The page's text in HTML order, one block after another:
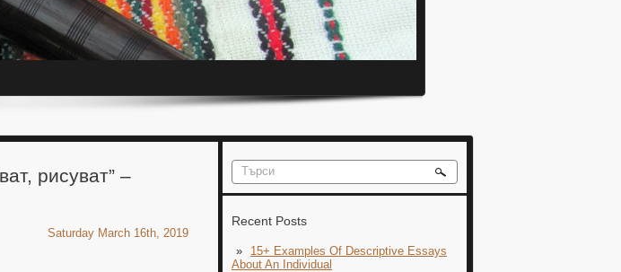
Recent Posts
15+ Examples Of Descriptive Essays
About An Individual
рисуват” –
Saturday March 16th, 2019